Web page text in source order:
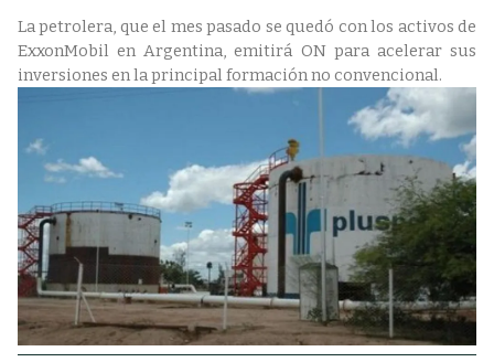
La petrolera, que el mes pasado se quedó con los activos de
ExxonMobil en Argentina, emitirá ON para acelerar sus
inversiones en la principal formación no convencional.